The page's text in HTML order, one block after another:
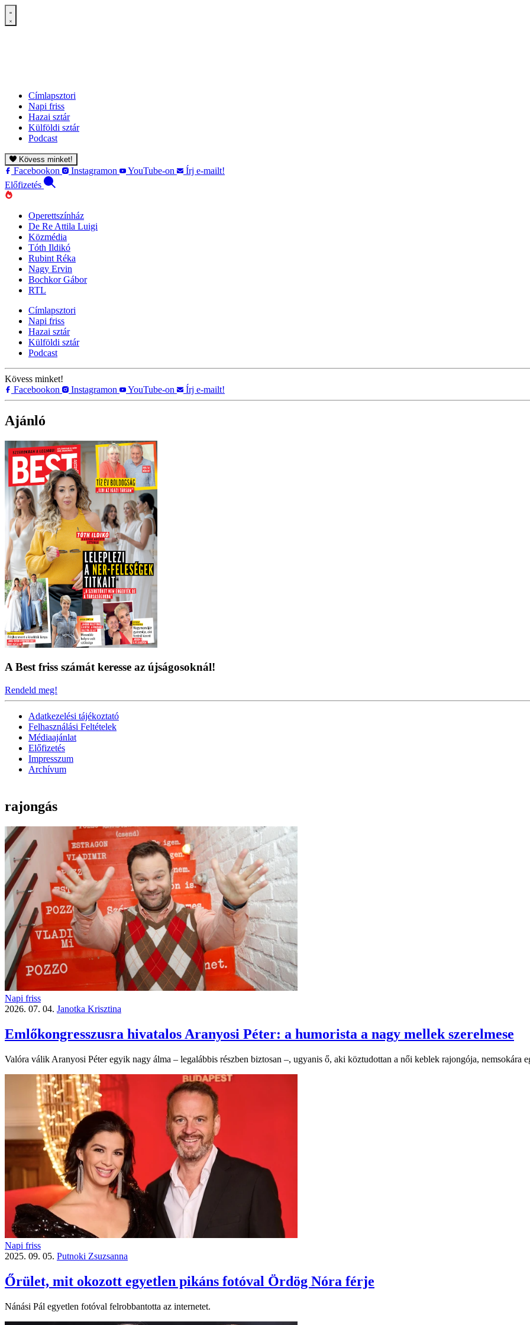
Címlapsztori
Napi friss
Hazai sztár
Külföldi sztár
Podcast
Kövess minket!
Facebookon Instagramon YouTube-on
Írj e-mailt!
Előfizetés
Operettszínház
De Re Attila Luigi
Közmédia
Tóth Ildikó
Rubint Réka
Nagy Ervin
Bochkor Gábor
RTL
Címlapsztori
Napi friss
Hazai sztár
Külföldi sztár
Podcast
Kövess minket!
Facebookon
Instagramon YouTube-on Írj e-mailt!
Ajánló
A Best friss számát keresse az újságosoknál!
Rendeld meg!
Adatkezelési tájékoztató
Felhasználási Feltételek
Médiaajánlat
Előfizetés
Impresszum
Archívum
rajongás
Napi friss
2026. 07. 04. Janotka Krisztina
Emlőkongresszusra hivatalos Aranyosi Péter: a humorista a nagy mellek szerelmese
Valóra válik Aranyosi Péter egyik nagy álma – legalábbis részben biztosan –, ugyanis ő, aki köztudottan a női keblek rajongója,
Napi friss
2025. 09. 05. Putnoki Zsuzsanna
Őrület, mit okozott egyetlen pikáns fotóval Ördög Nóra férje
Nánási Pál egyetlen fotóval felrobbantotta az internetet.